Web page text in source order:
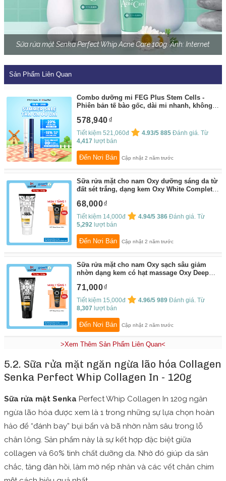
Sữa rửa mặt Senka Perfect Whip Acne Care 100g. Ảnh: Internet
Sản Phẩm Liên Quan
Combo dưỡng mi FEG Plus Stem Cells -
Phiên bản tế bào gốc, dài mi nhanh, không
By:FEG-BEAUTY-OFFICIAL
578,940
Tiết kiệm 521,060đ 4.93/5 885 Đánh giá. Từ
4,417 lượt bán
Đến Nơi Bán Cập nhật 2 năm trước
Sữa rửa mặt cho nam Oxy dưỡng sáng da từ
đất sét trắng, dạng kem Oxy White Complete
68,000
Tiết kiệm 14,000đ 4.94/5 386 Đánh giá. Từ
5,292 lượt bán
Đến Nơi Bán Cập nhật 2 năm trước
Sữa rửa mặt cho nam Oxy sạch sâu giảm
nhờn dạng kem có hạt massage Oxy Deep
71,000
Tiết kiệm 15,000đ 4.96/5 989 Đánh giá. Từ
8,307 lượt bán
Đến Nơi Bán Cập nhật 2 năm trước
>Xem Thêm Sản Phẩm Liên Quan<
5.2. Sữa rửa mặt ngăn ngừa lão hóa Collagen
Senka Perfect Whip Collagen In - 120g
Sữa rửa mặt Senka Perfect Whip Collagen In 120g ngăn
ngừa lão hóa được xem là 1 trong những sự lựa chọn hoàn
hảo để “đánh bay” bụi bẩn và bã nhờn nằm sâu trong lỗ
chân lông. Sản phẩm này là sự kết hợp đặc biệt giữa
collagen và 60% tinh chất dưỡng da. Nhờ đó giúp da săn
chắc, tăng đàn hồi, làm mờ nếp nhăn và các vết chân chim